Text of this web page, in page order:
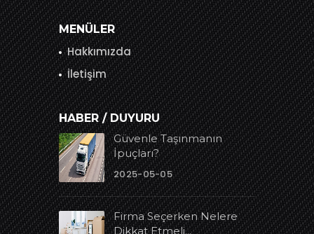
MENÜLER
Hakkımızda
İletişim
HABER / DUYURU
Güvenle Taşınmanın
İpuçları?
2025-05-05
Firma Seçerken Nelere
Dikkat Etmeli...